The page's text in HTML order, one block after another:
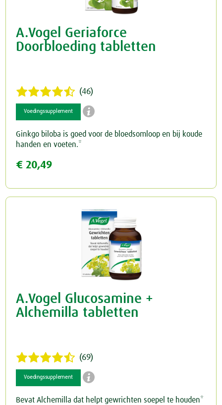
A.Vogel Geriaforce
Doorbloeding tabletten
(46)
Voedingssupplement 
Ginkgo biloba is goed voor de bloedsomloop en bij koude
handen en voeten.*
€ 20,49
A.Vogel Glucosamine +
Alchemilla tabletten
(69)
Voedingssupplement 
Bevat Alchemilla dat helpt gewrichten soepel te houden*